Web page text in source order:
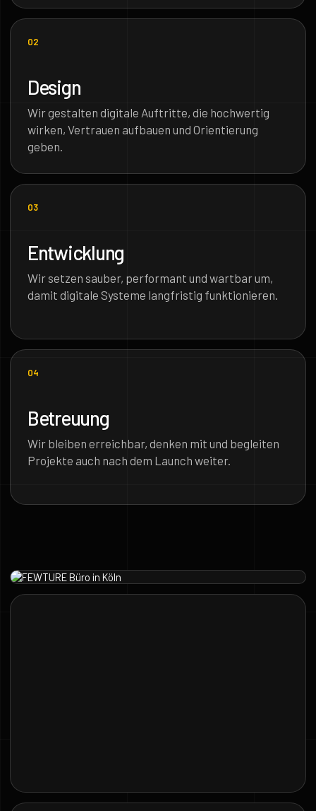
02
Design
Wir gestalten digitale Auftritte, die hochwertig
wirken, Vertrauen aufbauen und Orientierung
geben.
03
Entwicklung
Wir setzen sauber, performant und wartbar um,
damit digitale Systeme langfristig funktionieren.
04
Betreuung
Wir bleiben erreichbar, denken mit und begleiten
Projekte auch nach dem Launch weiter.